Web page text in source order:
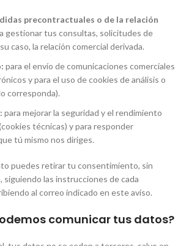
precontractuales o de la relación
gestionar tus consultas, solicitudes de
caso, la relación comercial derivada.
para el envío de comunicaciones comerciales
y para el uso de cookies de análisis o
corresponda).
para mejorar la seguridad y el rendimiento
técnicas) y para responder
tú mismo nos diriges.
puedes retirar tu consentimiento, sin
las instrucciones de cada
al correo indicado en este aviso.
comunicar tus datos?